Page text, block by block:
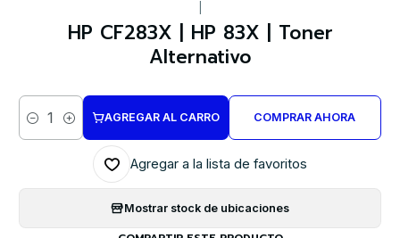
HP CF283X | HP 83X | Toner
Alternativo
Cantidad
AGREGAR AL CARRO COMPRAR AHORA
Agregar a la lista de favoritos
Mostrar stock de ubicaciones